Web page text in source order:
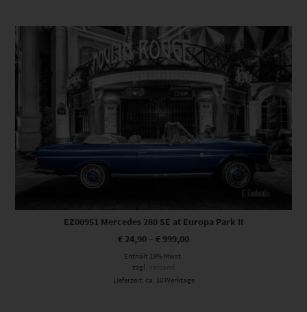
Dieses Produkt weist mehrere Varianten auf. Die Optionen können auf der Produktseite gewählt werden
EZ00951 Mercedes 280 SE at Europa Park II
€ 24,90 – € 999,00
Enthält 19% Mwst.
zzgl.
Versand
Lieferzeit: ca. 10 Werktage